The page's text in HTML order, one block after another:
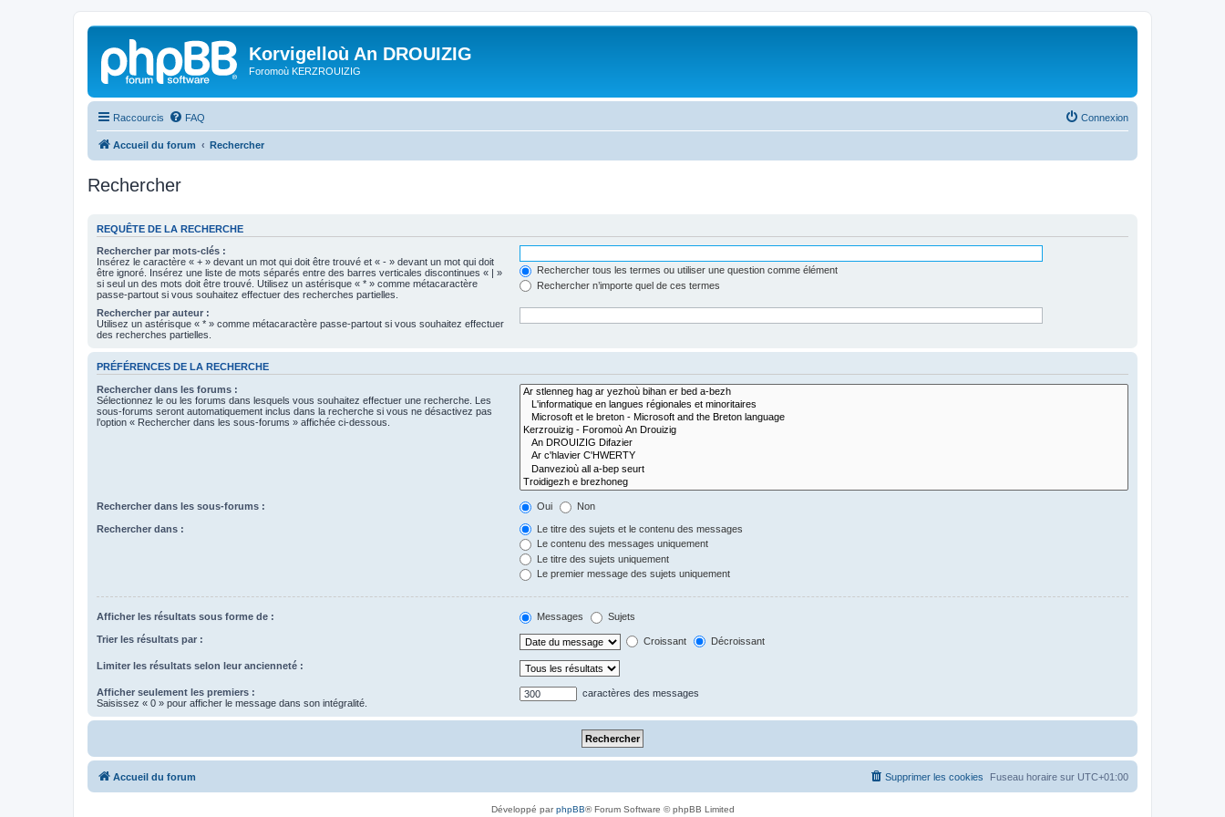
Korvigelloù An DROUIZIG
Foromoù KERZROUIZIG
Raccourcis FAQ Connexion
Accueil du forum Rechercher
Rechercher
REQUÊTE DE LA RECHERCHE
Rechercher par mots-clés :
Insérez le caractère « + » devant un mot qui doit être trouvé et « - » devant un mot qui doit
être ignoré. Insérez une liste de mots séparés entre des barres verticales discontinues « | »
si seul un des mots doit être trouvé. Utilisez un astérisque « * » comme métacaractère
passe-partout si vous souhaitez effectuer des recherches partielles.
Rechercher tous les termes ou utiliser une question comme élément
Rechercher n’importe quel de ces termes
Rechercher par auteur :
Utilisez un astérisque « * » comme métacaractère passe-partout si vous souhaitez effectuer
des recherches partielles.
PRÉFÉRENCES DE LA RECHERCHE
Rechercher dans les forums :
Sélectionnez le ou les forums dans lesquels vous souhaitez effectuer une recherche. Les
sous-forums seront automatiquement inclus dans la recherche si vous ne désactivez pas
l’option « Rechercher dans les sous-forums » affichée ci-dessous.
Rechercher dans les sous-forums : Oui Non
Rechercher dans :
Le titre des sujets et le contenu des messages
Le contenu des messages uniquement
Le titre des sujets uniquement
Le premier message des sujets uniquement
Afficher les résultats sous forme de : Messages Sujets
Trier les résultats par : Croissant Décroissant
Limiter les résultats selon leur ancienneté :
Afficher seulement les premiers :
Saisissez « 0 » pour afficher le message dans son intégralité.
caractères des messages
Accueil du forum Fuseau horaire sur UTC+01:00
Supprimer les cookies
Développé parphpBB® Forum Software © phpBB Limited